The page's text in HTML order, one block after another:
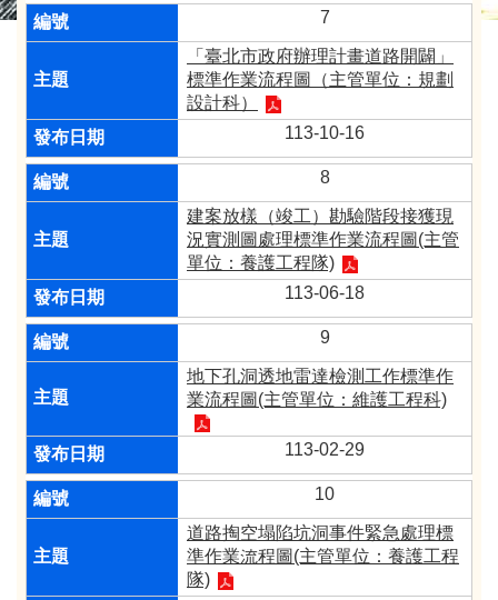
7
「臺北市政府辦理計畫道路開闢」
標準作業流程圖（主管單位：規劃
設計科）
113-10-16
8
建案放樣（竣工）勘驗階段接獲現
況實測圖處理標準作業流程圖(主管
單位：養護工程隊)
113-06-18
9
地下孔洞透地雷達檢測工作標準作
業流程圖(主管單位：維護工程科)
113-02-29
10
道路掏空塌陷坑洞事件緊急處理標
準作業流程圖(主管單位：養護工程
隊)